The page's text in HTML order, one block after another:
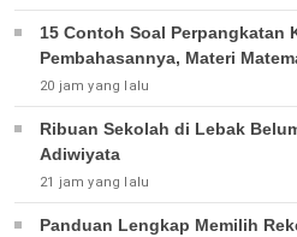
15 Contoh Soal Perpangkatan
Pembahasannya, Materi
20 jam yang lalu
Ribuan Sekolah di Lebak
Adiwiyata
21 jam yang lalu
Panduan Lengkap Memilih